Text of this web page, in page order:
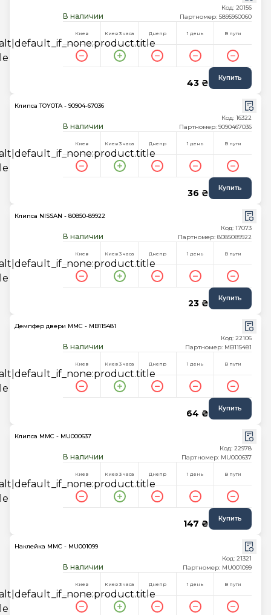
В наличии
Код: 20156
Партномер: 5895960060
Киев Киев 3 часа Днепр 1 день В пути
43 ₴ Купить
Клипса TOYOTA - 90904-67036
В наличии
Код: 16322
Партномер: 9090467036
Киев Киев 3 часа Днепр 1 день В пути
36 ₴ Купить
Клипса NISSAN - 80850-89922
В наличии
Код: 17073
Партномер: 8085089922
Киев Киев 3 часа Днепр 1 день В пути
23 ₴ Купить
Демпфер двери MMC - MB115481
В наличии
Код: 22106
Партномер: MB115481
Киев Киев 3 часа Днепр 1 день В пути
64 ₴ Купить
Клипса MMC - MU000637
В наличии
Код: 22978
Партномер: MU000637
Киев Киев 3 часа Днепр 1 день В пути
147 ₴ Купить
Наклейка MMC - MU001099
В наличии
Код: 21321
Партномер: MU001099
Киев Киев 3 часа Днепр 1 день В пути